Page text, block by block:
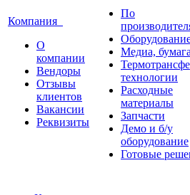
Компания
О
компании
Вендоры
Отзывы
клиентов
Вакансии
Реквизиты
По
Медиа, бумага
технологии
Расходные
материалы
Запчасти
Демо и б/у
оборудование
Готовые